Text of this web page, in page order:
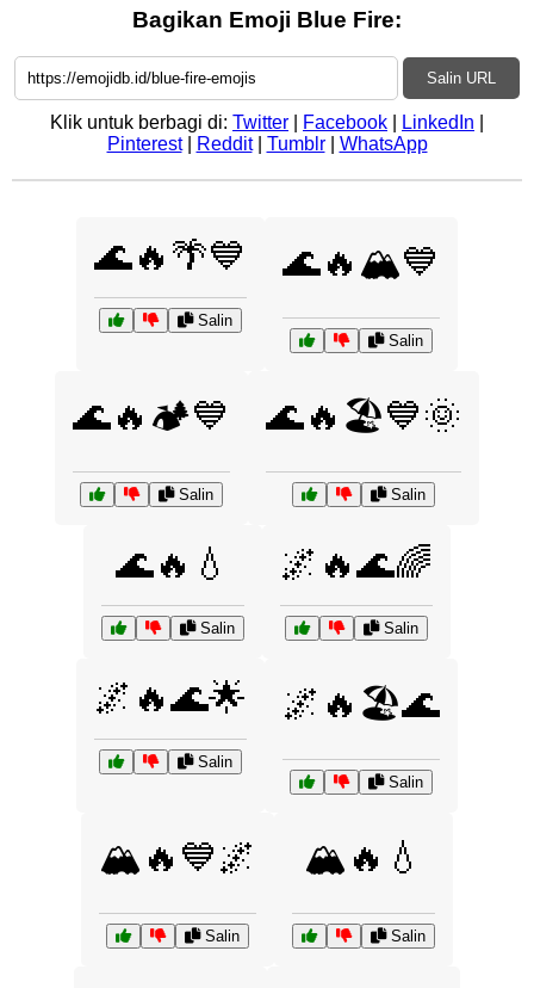
Bagikan Emoji Blue Fire:
Salin URL
Klik untuk berbagi di: Twitter Facebook LinkedIn
Pinterest| Reddit| Tumblr| WhatsApp
🌊🔥🌴💙
Salin
🌊🔥🏔️💙
Salin
🌊🔥🏕️💙
Salin
🌊🔥🏖️💙🌞
Salin
🌊🔥💧
Salin
🌌🔥🌊🌈
Salin
🌌🔥🌊🌟
Salin
🌌🔥🏖️🌊
Salin
🏔️🔥💙🌌
Salin
🏔️🔥💧
Salin